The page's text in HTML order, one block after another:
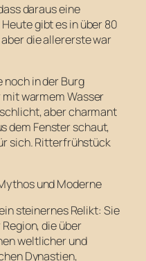
daraus eine
gibt es in über 80
die allererste war
noch in der Burg
warmem Wasser
aber charmant
dem Fenster schaut,
sich. Ritterfrühstück
und Moderne
steinernes Relikt: Sie
die über
weltlicher und
Dynastien,